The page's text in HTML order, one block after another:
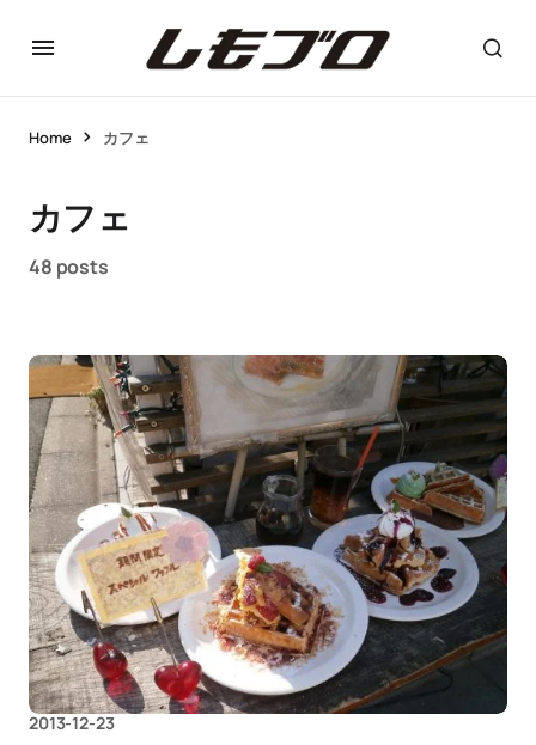
Home カフェ
カフェ
48 posts
2013-12-23